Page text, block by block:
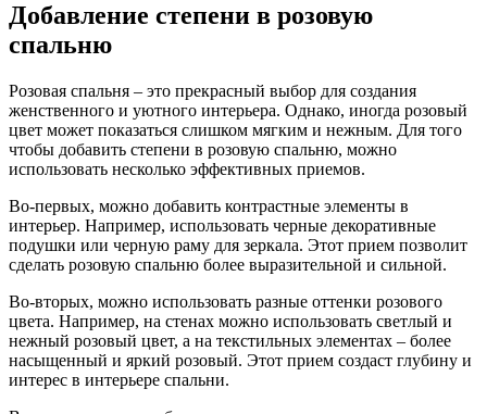
Добавление степени в розовую
спальню
Розовая спальня – это прекрасный выбор для создания
женственного и уютного интерьера. Однако, иногда розовый
цвет может показаться слишком мягким и нежным. Для того
чтобы добавить степени в розовую спальню, можно
использовать несколько эффективных приемов.
Во-первых, можно добавить контрастные элементы в
интерьер. Например, использовать черные декоративные
подушки или черную раму для зеркала. Этот прием позволит
сделать розовую спальню более выразительной и сильной.
Во-вторых, можно использовать разные оттенки розового
цвета. Например, на стенах можно использовать светлый и
нежный розовый цвет, а на текстильных элементах – более
насыщенный и яркий розовый. Этот прием создаст глубину и
интерес в интерьере спальни.